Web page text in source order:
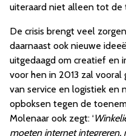
uiteraard niet alleen tot de
De crisis brengt veel
daarnaast ook nieuwe
uitgedaagd om creatief en
voor hen in 2013 zal
van service en logistiek en
opboksen tegen de
Molenaar ook zegt: ‘
moeten internet integreren,